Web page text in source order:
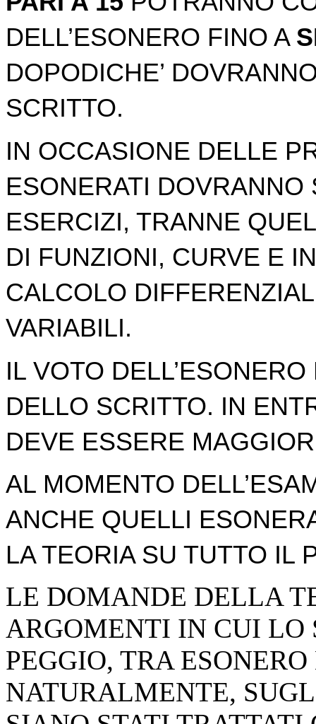
DELL’ESONERO FINO A
DOPODICHE’
SCRITTO.
IN OCCASIONE DELLE
ESONERATI
ESERCIZI, TRANNE
DI FUNZIONI, CURVE E
CALCOLO
VARIABILI.
IL VOTO
DELLO SCRITTO. IN
DEVE ESSERE
AL MOMENTO
ANCHE QUELLI
LA TEORIA SU TUTTO IL
LE DOMANDE DELLA
ARGOMENTI IN CUI LO
PEGGIO, TRA
NATURALMENTE,